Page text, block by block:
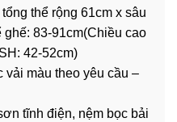
thể rộng 61cm x sâu
83-91cm(Chiều cao
42-52cm)
vải màu theo yêu cầu –
tĩnh điện, nệm bọc bải